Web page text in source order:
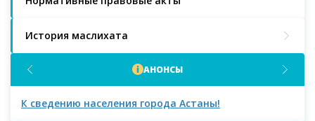
История маслихата
АНОНСЫ
К сведению населения города Астаны!